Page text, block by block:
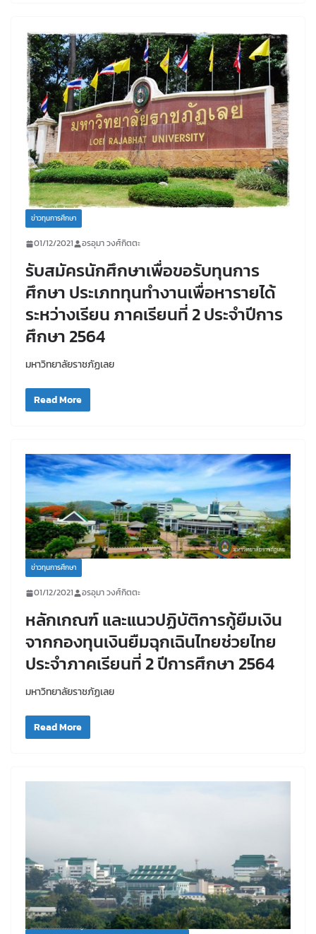
ข่าวทุนการศึกษา
01/12/2021 อรอุมา วงศ์กิตตะ
รับสมัครนักศึกษาเพื่อขอรับทุนการ
ศึกษา ประเภททุนทำงานเพื่อหารายได้
ระหว่างเรียน ภาคเรียนที่ 2 ประจำปีการ
ศึกษา 2564
มหาวิทยาลัยราชภัฏเลย
Read More
ข่าวทุนการศึกษา
01/12/2021 อรอุมา วงศ์กิตตะ
หลักเกณฑ์ และแนวปฏิบัติการกู้ยืมเงิน
จากกองทุนเงินยืมฉุกเฉินไทยช่วยไทย
ประจำภาคเรียนที่ 2 ปีการศึกษา 2564
มหาวิทยาลัยราชภัฏเลย
Read More